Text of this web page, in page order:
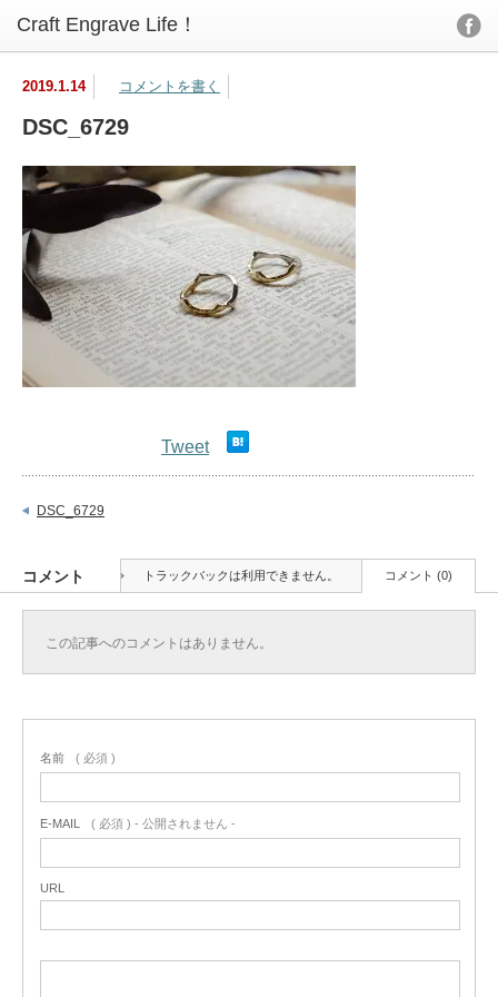
2019.1.14 コメントを書く
DSC_6729
Tweet
DSC_6729
コメント トラックバックは利用できません。 コメント (0)
この記事へのコメントはありません。
名前 ( 必須 )
E-MAIL ( 必須 ) - 公開されません -
URL